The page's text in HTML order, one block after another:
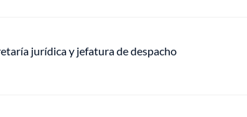
jurídica y jefatura de despacho